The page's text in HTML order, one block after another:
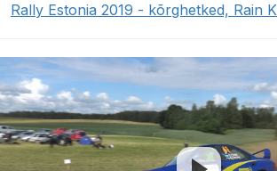
Rally Estonia 2019 - kõrghetked, Rain K